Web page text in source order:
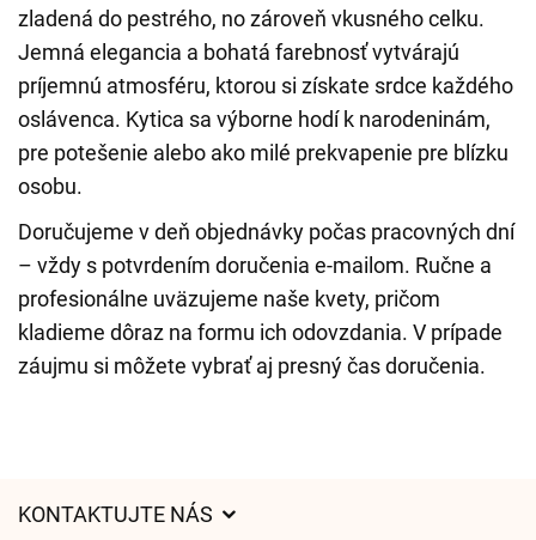
zladená do pestrého, no zároveň vkusného celku.
Jemná elegancia a bohatá farebnosť vytvárajú
príjemnú atmosféru, ktorou si získate srdce každého
oslávenca. Kytica sa výborne hodí k narodeninám,
pre potešenie alebo ako milé prekvapenie pre blízku
osobu.
Doručujeme v deň objednávky počas pracovných dní
– vždy s potvrdením doručenia e-mailom. Ručne a
profesionálne uväzujeme naše kvety, pričom
kladieme dôraz na formu ich odovzdania. V prípade
záujmu si môžete vybrať aj presný čas doručenia.
KONTAKTUJTE NÁS